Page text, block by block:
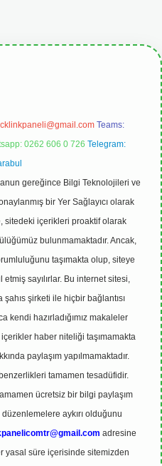
Teams:
0262 606 0 726 Telegram:
gereğince Bilgi Teknolojileri ve
bir Yer Sağlayıcı olarak
sitedeki içerikleri proaktif olarak
bulunmamaktadır. Ancak,
taşımakta olup, siteye
sayılırlar. Bu internet sitesi,
şirketi ile hiçbir bağlantısı
kendi hazırladığımız makaleler
haber niteliği taşımamakta
paylaşım yapılmamaktadır.
tamamen tesadüfidir.
ücretsiz bir bilgi paylaşım
aykırı olduğunu
adresine
yasal süre içerisinde sitemizden